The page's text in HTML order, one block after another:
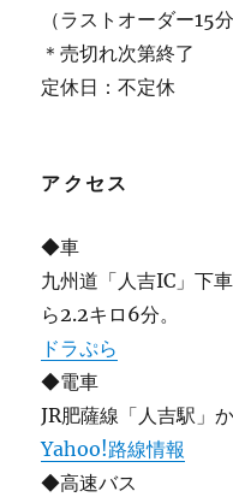
（ラストオーダー15分
＊売切れ次第終了
定休日：不定休
アクセス
◆車
九州道「人吉IC」下
ら2.2キロ6分。
ドラぷら
◆電車
JR肥薩線「人吉駅」
Yahoo!路線情報
◆高速バス